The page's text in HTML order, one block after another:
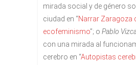
mirada social y de género
ciudad en “Narrar Zaragoza
ecofeminismo”; o Pablo
con una mirada al
cerebro en “Autopistas